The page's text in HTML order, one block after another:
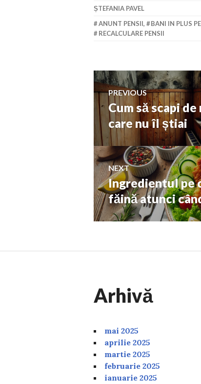
ȘTEFANIA PAVEL
ANUNT PENSII, BANI IN PLUS
RECALCULARE PENSII
Navigare
în
articole
PREVIOUS
Previous
post:
Cum să scapi
care nu îl știai
NEXT
Next
post:
Ingredientul pe
făină atunci
Arhivă
mai 2025
aprilie 2025
martie 2025
februarie 2025
ianuarie 2025